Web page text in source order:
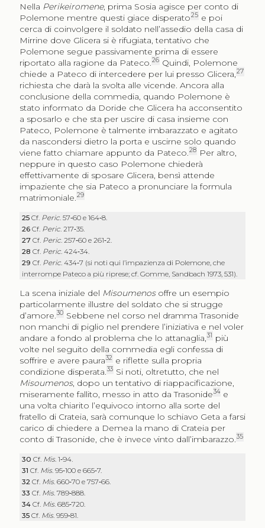
Nella Perikeiromene, prima Sosia agisce per conto di
Polemone mentre questi giace disperato25 e poi
cerca di coinvolgere il soldato nell’assedio della casa di
Mirrine dove Glicera si è rifugiata, tentativo che
Polemone segue passivamente prima di essere
riportato alla ragione da Pateco.26 Quindi, Polemone
chiede a Pateco di intercedere per lui presso Glicera,27
richiesta che darà la svolta alle vicende. Ancora alla
conclusione della commedia, quando Polemone è
stato informato da Doride che Glicera ha acconsentito
a sposarlo e che sta per uscire di casa insieme con
Pateco, Polemone è talmente imbarazzato e agitato
da nascondersi dietro la porta e uscirne solo quando
viene fatto chiamare appunto da Pateco.28 Per altro,
neppure in questo caso Polemone chiederà
effettivamente di sposare Glicera, bensì attende
impaziente che sia Pateco a pronunciare la formula
matrimoniale.29
25Cf. Peric. 57‑60 e 164‑8.
26Cf. Peric. 217‑35.
27Cf. Peric. 257‑60 e 261‑2.
28Cf. Peric. 424‑34.
29Cf. Peric. 434‑7 (si noti qui l’impazienza di Polemone, che
interrompe Pateco a più riprese; cf. Gomme, Sandbach 1973, 531).
La scena iniziale del Misoumenosoffre un esempio
particolarmente illustre del soldato che si strugge
d’amore.30 Sebbene nel corso nel dramma Trasonide
non manchi di piglio nel prendere l’iniziativa e nel voler
andare a fondo al problema che lo attanaglia,31 più
volte nel seguito della commedia egli confessa di
soffrire e avere paura32 e riflette sulla propria
condizione disperata.33 Si noti, oltretutto, che nel
Misoumenos, dopo un tentativo di riappacificazione,
miseramente fallito, messo in atto da Trasonide34e
una volta chiarito l’equivoco intorno alla sorte del
fratello di Crateia, sarà comunque lo schiavo Geta a farsi
carico di chiedere a Demea la mano di Crateia per
conto di Trasonide, che è invece vinto dall’imbarazzo.35
30Cf. Mis. 1‑94.
31Cf. Mis. 95‑100 e 665‑7.
32Cf. Mis. 660‑70 e 757‑66.
33Cf. Mis. 789‑888.
34Cf. Mis. 685‑720.
35Cf. Mis. 959‑81.